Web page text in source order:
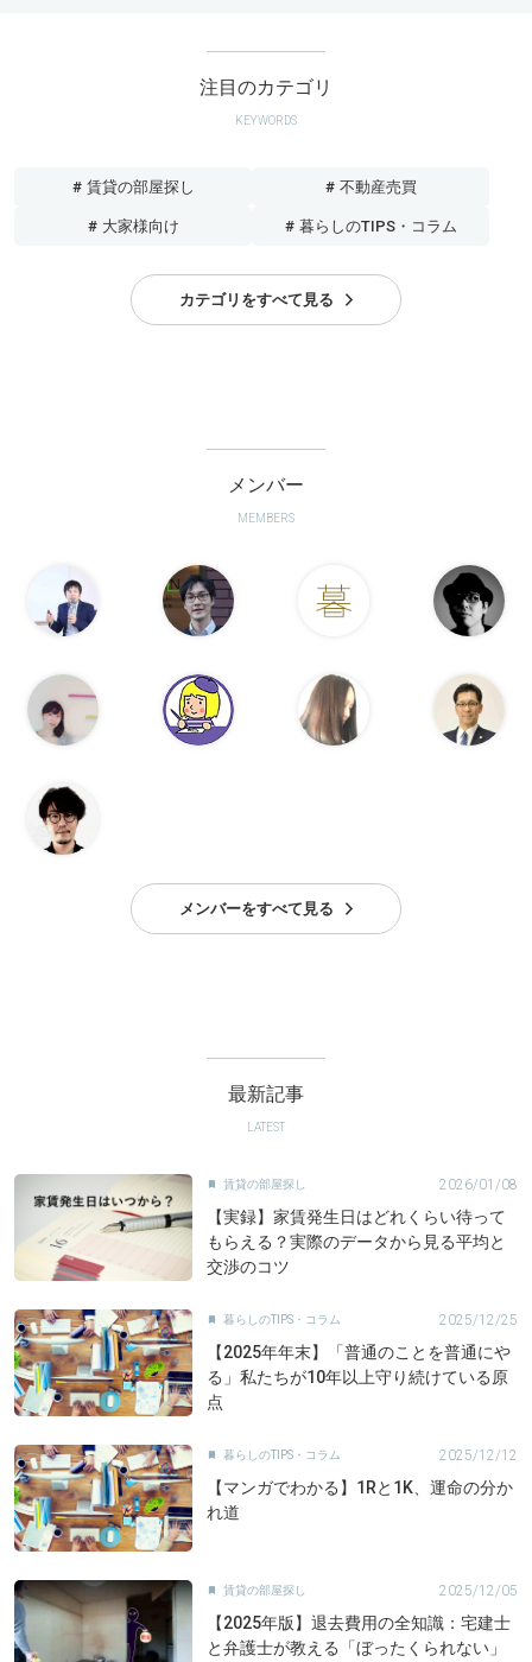
注目のカテゴリ
KEYWORDS
# 賃貸の部屋探し # 不動産売買
# 大家様向け # 暮らしのTIPS・コラム
カテゴリをすべて見る
メンバー
MEMBERS
メンバーをすべて見る
最新記事
LATEST
賃貸の部屋探し 2026/01/08
【実録】家賃発生日はどれくらい待って
もらえる？実際のデータから見る平均と
交渉のコツ
暮らしのTIPS・コラム 2025/12/25
【2025年年末】「普通のことを普通にや
る」私たちが10年以上守り続けている原
点
暮らしのTIPS・コラム 2025/12/12
【マンガでわかる】1Rと1K、運命の分か
れ道
賃貸の部屋探し 2025/12/05
【2025年版】退去費用の全知識：宅建士
と弁護士が教える「ぼったくられない」